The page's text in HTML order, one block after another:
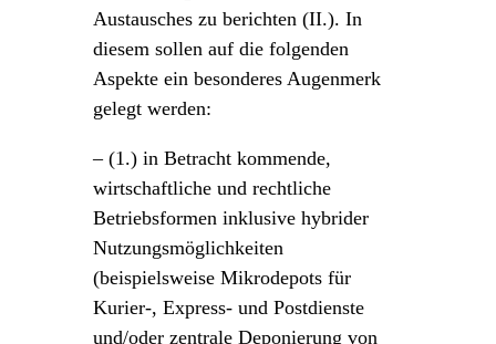
Austausches zu berichten (II.). In
diesem sollen auf die folgenden
Aspekte ein besonderes Augenmerk
gelegt werden:
– (1.) in Betracht kommende,
wirtschaftliche und rechtliche
Betriebsformen inklusive hybrider
Nutzungsmöglichkeiten
(beispielsweise Mikrodepots für
Kurier-, Express- und Postdienste
und/oder zentrale Deponierung von